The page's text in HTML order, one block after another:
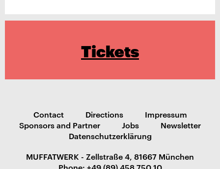
Tickets
Contact Directions
Impressum
Sponsors and Partner
Jobs
Newsletter
Datenschutzerklärung
MUFFATWERK - Zellstraße 4, 81667 München